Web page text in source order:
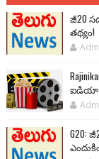
జీ20
తథ్యం!
ఐడియా
G20: